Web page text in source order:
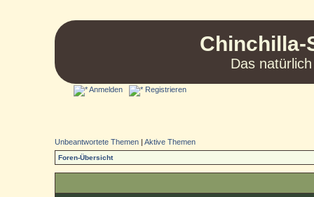
Chinchilla-
Das
Anmelden Registrieren
Unbeantwortete Themen |Aktive Themen
Foren-Übersicht